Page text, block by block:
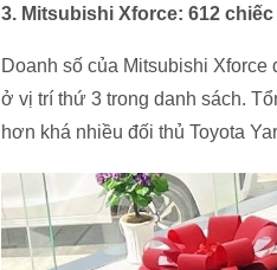
3. Mitsubishi Xforce: 612 chiếc
Doanh số của Mitsubishi
ở vị trí thứ 3 trong danh sách.
hơn khá nhiều đối thủ Toyota